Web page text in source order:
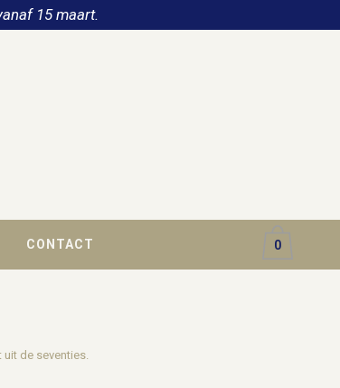
15 maart.
CONTACT 0
uit de seventies.